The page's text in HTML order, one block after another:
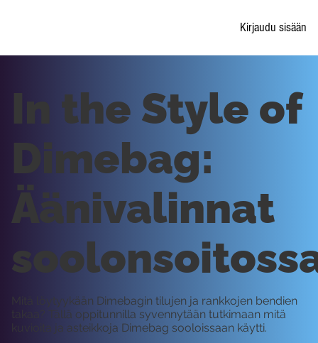
Kirjaudu sisään
In the Style of
Dimebag:
Äänivalinnat
Mitä löytyykään Dimebagin tilujen ja rankkojen bendien
takaa? Tällä oppitunnilla syvennytään tutkimaan mitä
kuvioita ja asteikkoja Dimebag sooloissaan käytti.